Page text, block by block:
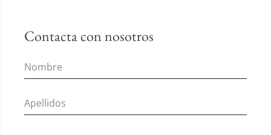
Contacta con nosotros